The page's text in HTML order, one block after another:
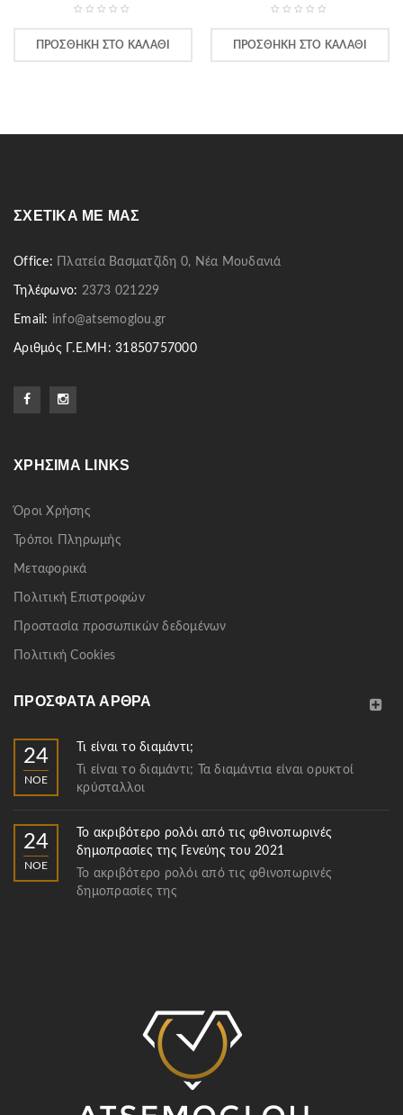
ΠΡΟΣΘΉΚΗ ΣΤΟ ΚΑΛΆΘΙ ΠΡΟΣΘΉΚΗ ΣΤΟ ΚΑΛΆΘΙ
ΣΧΕΤΙΚΆ ΜΕ ΜΑΣ
Office: Πλατεία Βασματζίδη 0, Νέα Μουδανιά
Τηλέφωνο: 2373 021229
Email: info@atsemoglou.gr
Αριθμός Γ.Ε.ΜΗ: 31850757000
ΧΡΉΣΙΜΑ LINKS
Όροι Χρήσης
Τρόποι Πληρωμής
Μεταφορικά
Πολιτική Επιστροφών
Προστασία προσωπικών δεδομένων
Πολιτική Cookies
ΠΡΌΣΦΑΤΑ ΆΡΘΡΑ
24
ΝΟΈ
Τι είναι το διαμάντι;
Τι είναι το διαμάντι; Τα διαμάντια είναι ορυκτοί
κρύσταλλοι
24
ΝΟΈ
Το ακριβότερο ρολόι από τις φθινοπωρινές
δημοπρασίες της Γενεύης του 2021
Το ακριβότερο ρολόι από τις φθινοπωρινές
δημοπρασίες της